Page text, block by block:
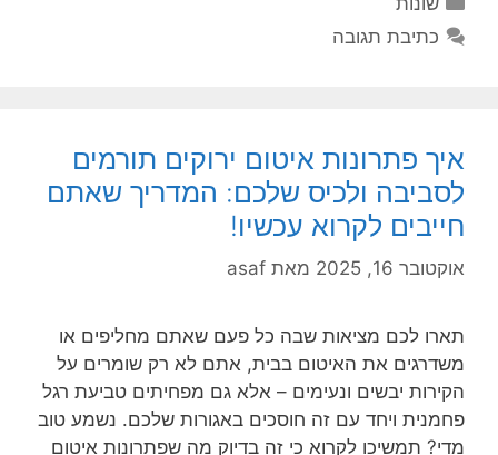
כתיבת תגובה
איך פתרונות איטום ירוקים תורמים
לסביבה ולכיס שלכם: המדריך שאתם
חייבים לקרוא עכשיו!
אוקטובר 16, 2025 מאת asaf
תארו לכם מציאות שבה כל פעם שאתם מחליפים או
משדרגים את האיטום בבית, אתם לא רק שומרים על
הקירות יבשים ונעימים – אלא גם מפחיתים טביעת רגל
פחמנית ויחד עם זה חוסכים באגורות שלכם. נשמע טוב
מדי? תמשיכו לקרוא כי זה בדיוק מה שפתרונות איטום